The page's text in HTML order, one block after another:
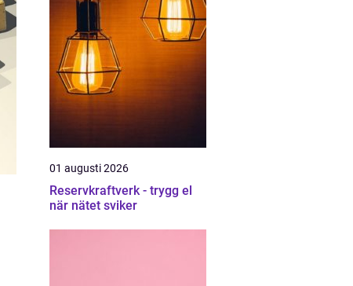
01 augusti 2026
Reservkraftverk - trygg el
när nätet sviker